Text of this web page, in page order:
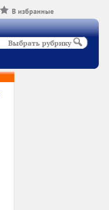
В избранные
Выбрать рубрику